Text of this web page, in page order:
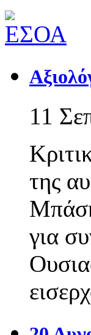
11
της
για